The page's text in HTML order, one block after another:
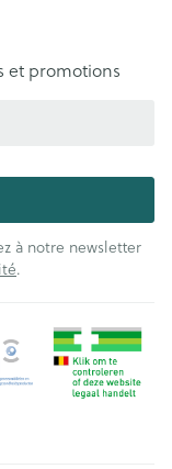
et promotions
à notre newsletter
.